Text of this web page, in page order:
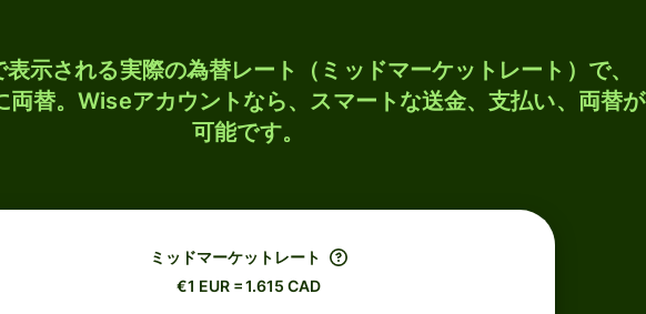
示される実際の為替レート（ミッドマーケットレート）で、
両替。Wiseアカウントなら、スマートな送金、支払い、両替が
可能です。
ミッドマーケットレート
€1 EUR = 1.615 CAD